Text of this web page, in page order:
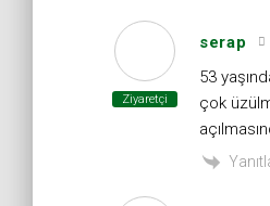
Ziyaretçi
serap
53
çok